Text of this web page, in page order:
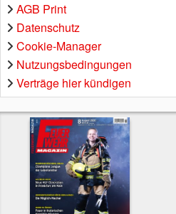
AGB Print
Datenschutz
Cookie-Manager
Nutzungsbedingungen
Verträge hier kündigen